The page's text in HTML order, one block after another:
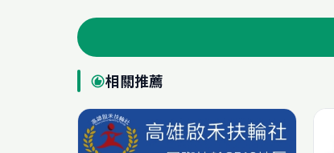
recommend相關推薦